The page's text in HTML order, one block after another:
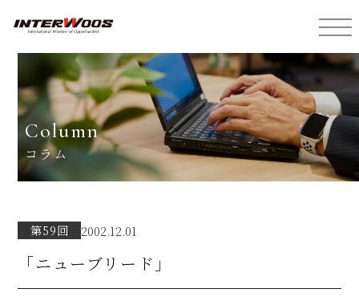
column
コラム
第59回 2002.12.01
「ニューブリード」